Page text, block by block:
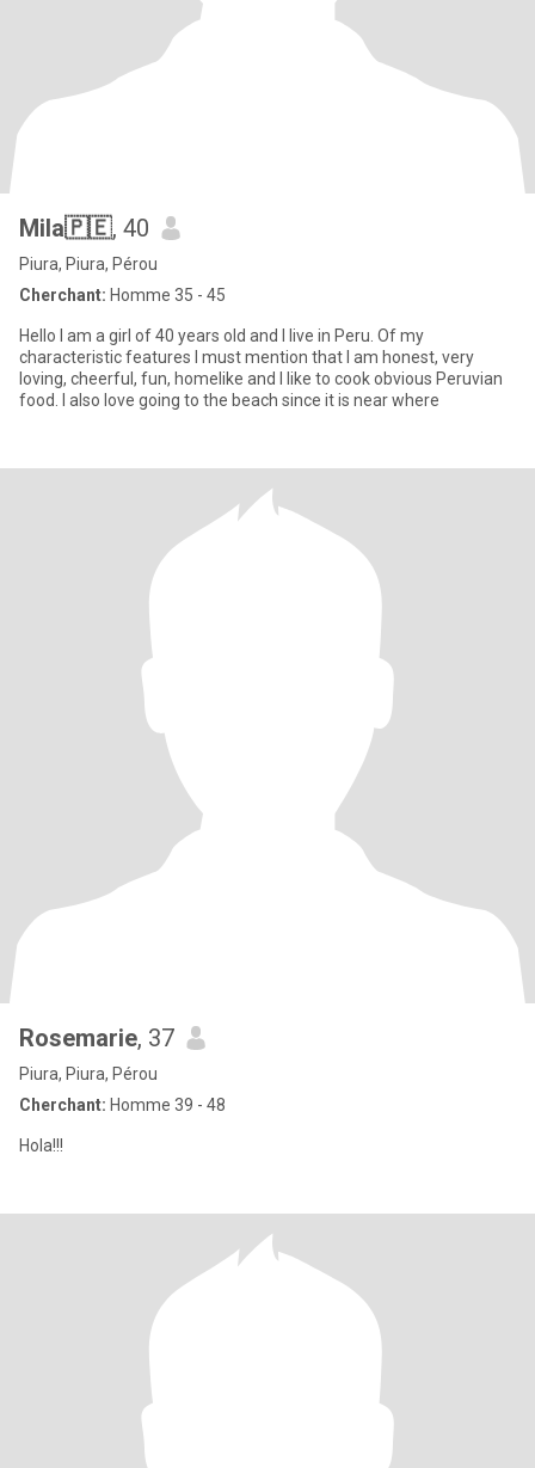
Mila🇵🇪, 40
Piura, Piura, Pérou
Cherchant: Homme 35 - 45
Hello I am a girl of 40 years old and I live in Peru. Of my
characteristic features I must mention that I am honest, very
loving, cheerful, fun, homelike and I like to cook obvious Peruvian
food. I also love going to the beach since it is near where
Rosemarie, 37
Piura, Piura, Pérou
Cherchant: Homme 39 - 48
Hola!!!